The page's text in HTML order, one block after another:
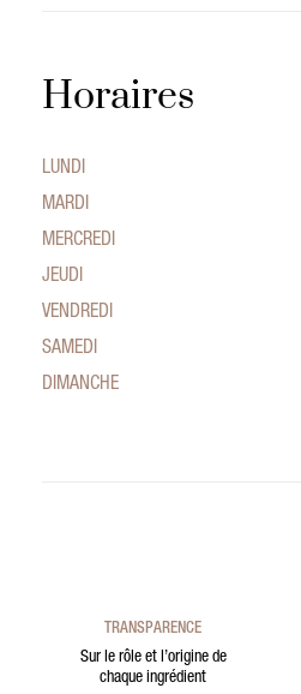
Horaires
LUNDI
MARDI
MERCREDI
JEUDI
VENDREDI
SAMEDI
DIMANCHE
TRANSPARENCE
Sur le rôle et l’origine de
chaque ingrédient